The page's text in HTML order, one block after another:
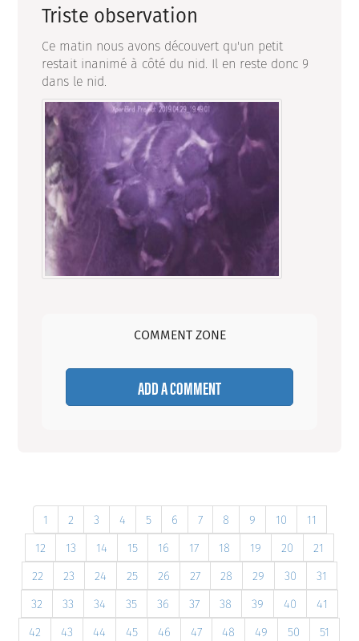
Triste observation
Ce matin nous avons découvert qu'un petit
restait inanimé à côté du nid. Il en reste donc 9
dans le nid.
COMMENT ZONE
ADD A COMMENT
1 2 3 4 5 6 7 8 9 10
11
12
13 14 15 16 17 18 19 20
21
22
23 24 25 26 27 28 29 30
31
32
33 34 35 36 37 38 39 40
41
42
43 44 45 46 47 48 49 50
51